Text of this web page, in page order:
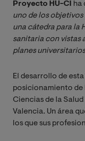
Proyecto HU-CI
ha
uno de los
una cátedra para la
sanitaria con vistas
planes
El desarrollo de
posicionamiento de
Ciencias de la
Valencia. Un área
los que sus